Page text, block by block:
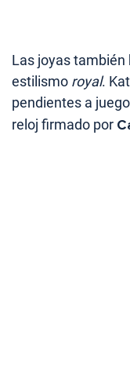
Las joyas también
estilismo royal.
pendientes a
reloj firmado por